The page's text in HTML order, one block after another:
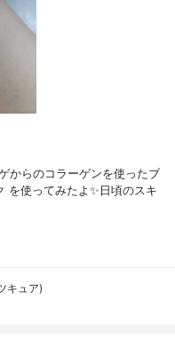
からのコラーゲンを使ったブ
を使ってみたよ✨日頃のスキ
キュア)